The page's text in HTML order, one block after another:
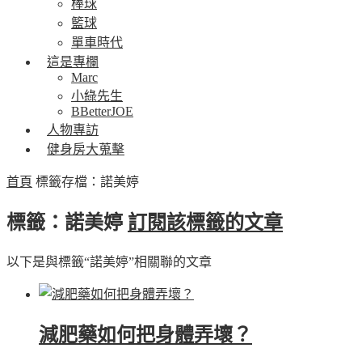
棒球
籃球
單車時代
這是專欄
Marc
小綠先生
BBetterJOE
人物專訪
健身房大蒐擊
首頁 標籤存檔：諾美婷
標籤：諾美婷 訂閱該標籤的文章
以下是與標籤“諾美婷”相關聯的文章
減肥藥如何把身體弄壞？